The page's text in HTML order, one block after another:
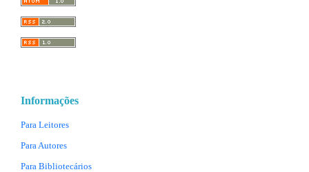
Informações
Para Leitores
Para Autores
Para Bibliotecários